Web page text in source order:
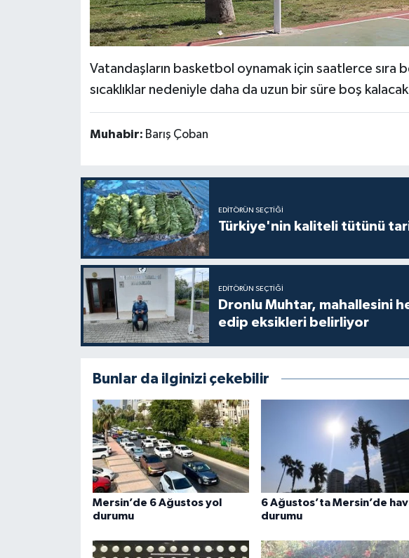
Vatandaşların basketbol oynamak için saatlerce sıra
sıcaklıklar nedeniyle daha da uzun bir süre boş
Muhabir: Barış Çoban
EDITÖRÜN SEÇTIĞI
Türkiye'nin kaliteli tütünü
EDITÖRÜN SEÇTIĞI
Dronlu Muhtar, mahallesini
edip eksikleri belirliyor
Bunlar da ilginizi çekebilir
Mersin’de 6 Ağustos yol
durumu
6 Ağustos’ta Mersin’de
durumu